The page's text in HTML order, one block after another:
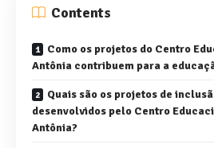
Contents
Como os projetos do Centro
Antônia contribuem para a
Quais são os projetos de
desenvolvidos pelo Centro
Antônia?